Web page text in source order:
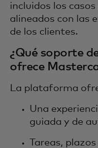
incluidos los
alineados con las
de los clientes.
¿Qué soporte
ofrece
La plataforma
Una
guiada y de
Tareas,